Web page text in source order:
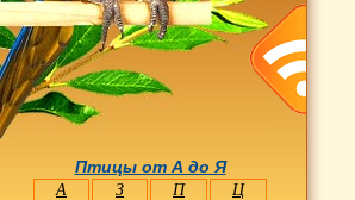
Птицы от А до Я
А З П
Ц